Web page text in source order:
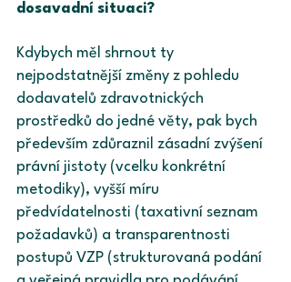
dosavadní situaci?
Kdybych měl shrnout ty
nejpodstatnější změny z pohledu
dodavatelů zdravotnických
prostředků do jedné věty, pak bych
především zdůraznil zásadní zvýšení
právní jistoty (vcelku konkrétní
metodiky), vyšší míru
předvídatelnosti (taxativní seznam
požadavků) a transparentnosti
postupů VZP (strukturovaná podání